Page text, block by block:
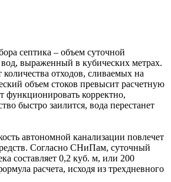
септика – объем суточной
выраженный в кубических метрах.
количества отходов, сливаемых на
объем стоков превысит расчетную
функционировать корректно,
быстро заилится, вода перестанет
автономной канализации повлечет
Согласно СНиПам, суточный
составляет 0,2 куб. м, или 200
расчета, исходя из трехдневного